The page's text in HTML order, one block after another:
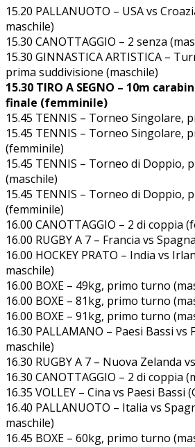
15.20 PALLANUOTO – USA vs
maschile)
15.30 CANOTTAGGIO – 2 senza
15.30 GINNASTICA ARTISTICA –
prima suddivisione (maschile)
15.30 TIRO A SEGNO – 10m
finale (femminile)
15.45 TENNIS – Torneo Singolare,
15.45 TENNIS – Torneo Singolare,
(femminile)
15.45 TENNIS – Torneo di Doppio,
(maschile)
15.45 TENNIS – Torneo di Doppio,
(femminile)
16.00 CANOTTAGGIO – 2 di coppia
16.00 RUGBY A 7 – Francia vs
16.00 HOCKEY PRATO – India vs
maschile)
16.00 BOXE – 49kg, primo turno
16.00 BOXE – 81kg, primo turno
16.00 BOXE – 91kg, primo turno
16.30 PALLAMANO – Paesi Bassi vs
maschile)
16.30 RUGBY A 7 – Nuova Zelanda
16.30 CANOTTAGGIO – 2 di coppia
16.35 VOLLEY – Cina vs Paesi
16.40 PALLANUOTO – Italia vs
maschile)
16.45 BOXE – 60kg, primo turno